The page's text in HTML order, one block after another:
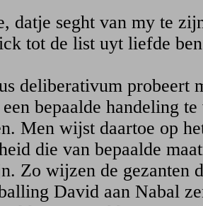
seght van my te
tot de list uyt liefde ben
deliberativum probeert
bepaalde handeling
Men wijst daartoe op
die van bepaalde
Zo wijzen de gezanten
David aan Nabal